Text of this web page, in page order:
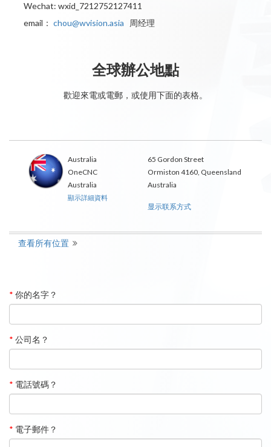
Wechat: wxid_7212752127411
email： chou@wvision.asia 周经理
全球辦公地點
歡迎來電或電郵，或使用下面的表格。
Australia
OneCNC
Australia
顯示詳細資料
65 Gordon Street
Ormiston 4160, Queensland
Australia
显示联系方式
查看所有位置
* 你的名字？
* 公司名？
* 電話號碼？
* 電子郵件？